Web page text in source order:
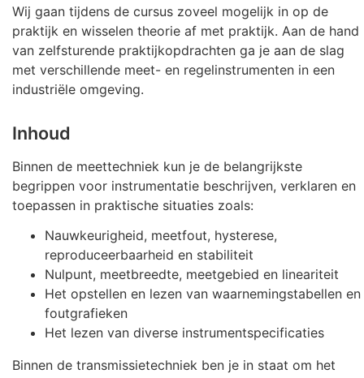
Wij gaan tijdens de cursus zoveel mogelijk in op de
praktijk en wisselen theorie af met praktijk. Aan de hand
van zelfsturende praktijkopdrachten ga je aan de slag
met verschillende meet- en regelinstrumenten in een
industriële omgeving.
Inhoud
Binnen de meettechniek kun je de belangrijkste
begrippen voor instrumentatie beschrijven, verklaren en
toepassen in praktische situaties zoals:
Nauwkeurigheid, meetfout, hysterese,
reproduceerbaarheid en stabiliteit
Nulpunt, meetbreedte, meetgebied en lineariteit
Het opstellen en lezen van waarnemingstabellen en
foutgrafieken
Het lezen van diverse instrumentspecificaties
Binnen de transmissietechniek ben je in staat om het